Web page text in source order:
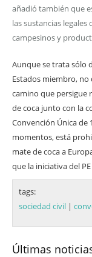
añadió también que
las sustancias
campesinos y
Aunque se trata sólo
Estados miembro, no
camino que persigue
de coca junto con la
Convención Única de
momentos, está
mate de coca a
que la iniciativa del
tags:
sociedad civil |
Últimas